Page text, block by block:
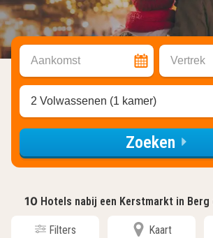
Aankomst Vertrek
2 Volwassenen (1 kamer)
Zoeken
10 Hotels nabij een Kerstmarkt in Berg
Filters Kaart